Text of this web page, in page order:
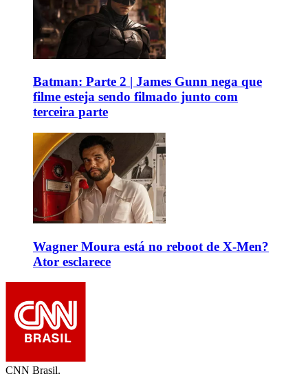
Batman: Parte 2 | James Gunn nega que
filme esteja sendo filmado junto com
terceira parte
Wagner Moura está no reboot de X-Men?
Ator esclarece
CNN Brasil.